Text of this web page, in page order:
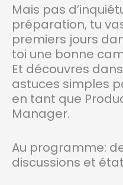
Mais pas
préparation, tu
premiers jours
toi une bonne
Et découvres
astuces simples
en tant que
Manager.
Au programme:
discussions et